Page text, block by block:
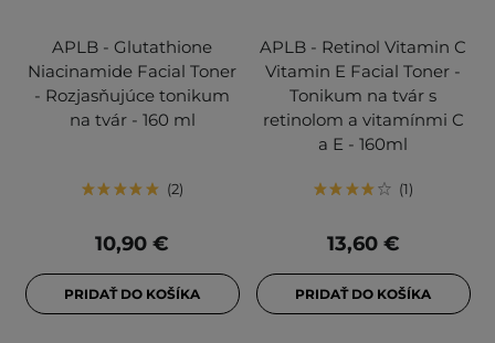
APLB - Glutathione
Niacinamide Facial Toner
- Rozjasňujúce tonikum
na tvár - 160 ml
2
10,90 €
PRIDAŤ DO KOŠÍKA
APLB - Retinol Vitamin C
Vitamin E Facial Toner -
Tonikum na tvár s
retinolom a vitamínmi C
a E - 160ml
1
13,60 €
PRIDAŤ DO KOŠÍKA